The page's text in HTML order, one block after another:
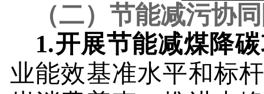
（二）节能减污协
1.开展节能减煤降
业能效基准水平和标